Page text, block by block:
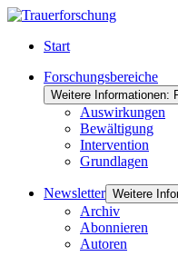
Start
Forschungsbereiche
Weitere Informationen:
Auswirkungen
Bewältigung
Intervention
Grundlagen
Newsletter Weitere
Archiv
Abonnieren
Autoren